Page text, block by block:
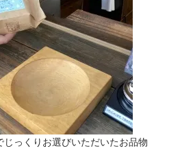
じっくりお選びいただいたお品物